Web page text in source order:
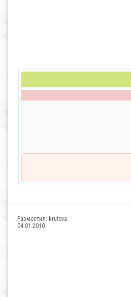
Разместил: krutova
04.01.2010